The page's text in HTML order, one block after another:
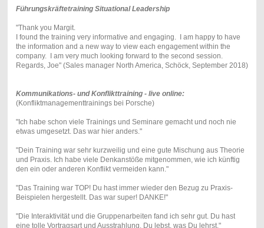
Führungskräftetraining Situational Leadership
"Thank you Margit.
I found the training very informative and engaging. I am happy to have
the information and a new way to view each engagement within the
company. I am very much looking forward to the second session.
Regards, Joe" (Sales manager North America, Schöck, September 2018)
Kommunikations- und Konflikttraining - live online:
(Konfliktmanagementtrainings bei Porsche)
"Ich habe schon viele Trainings und Seminare gemacht und noch nie
etwas umgesetzt. Das war hier anders."
"Dein Training war sehr kurzweilig und eine gute Mischung aus Theorie
und Praxis. Ich habe viele Denkanstöße mitgenommen, wie ich künftig
den ein oder anderen Konflikt vermeiden kann."
"Das Training war TOP! Du hast immer wieder den Bezug zu Praxis-
Beispielen hergestellt. Das war super! DANKE!"
"Die Interaktivität und die Gruppenarbeiten fand ich sehr gut. Du hast
eine tolle Vortragsart und Ausstrahlung. Du lebst, was Du lehrst."